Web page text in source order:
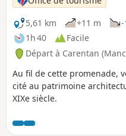
5,61 km
+11 m
-
1h 40
Facile
Départ à Carentan
Au fil de cette promenade,
cité au patrimoine
XIXe siècle.